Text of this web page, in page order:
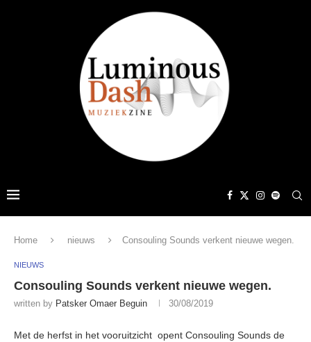
Home nieuws Consouling Sounds verkent nieuwe wegen.
NIEUWS
Consouling Sounds verkent nieuwe wegen.
written by Patsker Omaer Beguin 30/08/2019
Met de herfst in het vooruitzicht opent Consouling Sounds de